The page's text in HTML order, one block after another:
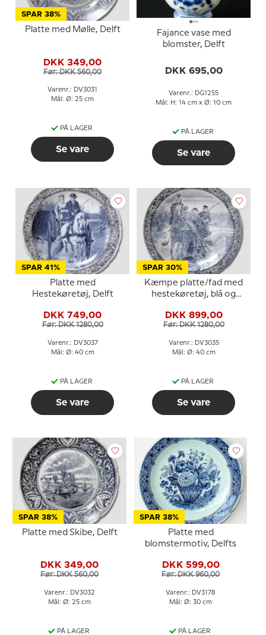
SPAR 38%
Platte med Mølle, Delft
DKK 349,00
Før: DKK 560,00
Varenr.: DV3031
Mål: Ø: 25 cm
PÅ LAGER
Se vare
Fajance vase med
blomster, Delft
DKK 695,00
Varenr.: DG1255
Mål: H: 14 cm x Ø: 10 cm
PÅ LAGER
Se vare
SPAR 41%
Platte med
Hestekøretøj, Delft
DKK 749,00
Før: DKK 1280,00
Varenr.: DV3037
Mål: Ø: 40 cm
PÅ LAGER
Se vare
SPAR 30%
Kæmpe platte/fad med
hestekøretøj, blå og
DKK 899,00
Før: DKK 1280,00
Varenr.: DV3035
Mål: Ø: 40 cm
PÅ LAGER
Se vare
SPAR 38%
Platte med Skibe, Delft
DKK 349,00
Før: DKK 560,00
Varenr.: DV3032
Mål: Ø: 25 cm
PÅ LAGER
SPAR 38%
Platte med
blomstermotiv, Delfts
DKK 599,00
Før: DKK 960,00
Varenr.: DV3178
Mål: Ø: 30 cm
PÅ LAGER